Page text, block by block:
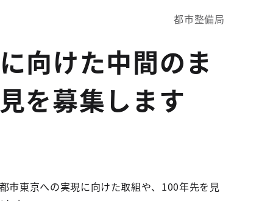
都市整備局
向けた中間のま
を募集します
市東京への実現に向けた取組や、100年先を見